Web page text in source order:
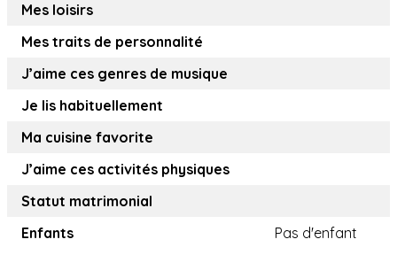
Mes loisirs
Mes traits de personnalité
J’aime ces genres de musique
Je lis habituellement
Ma cuisine favorite
J’aime ces activités physiques
Statut matrimonial
Enfants
Pas d'enfant